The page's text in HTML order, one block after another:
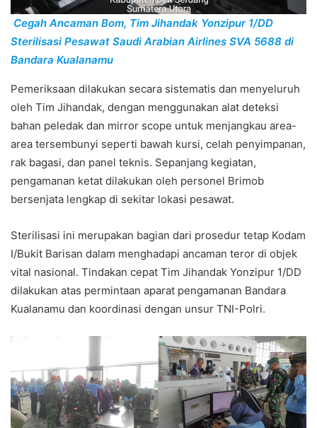
Cegah Ancaman Bom, Tim Jihandak Yonzipur 1/DD
Sterilisasi Pesawat Saudi Arabian Airlines SVA 5688 di
Bandara Kualanamu
Pemeriksaan dilakukan secara sistematis dan menyeluruh
oleh Tim Jihandak, dengan menggunakan alat deteksi
bahan peledak dan mirror scope untuk menjangkau area-
area tersembunyi seperti bawah kursi, celah penyimpanan,
rak bagasi, dan panel teknis. Sepanjang kegiatan,
pengamanan ketat dilakukan oleh personel Brimob
bersenjata lengkap di sekitar lokasi pesawat.
Sterilisasi ini merupakan bagian dari prosedur tetap Kodam
I/Bukit Barisan dalam menghadapi ancaman teror di objek
vital nasional. Tindakan cepat Tim Jihandak Yonzipur 1/DD
dilakukan atas permintaan aparat pengamanan Bandara
Kualanamu dan koordinasi dengan unsur TNI-Polri.